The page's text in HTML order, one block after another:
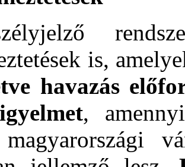
is,
havazás
,